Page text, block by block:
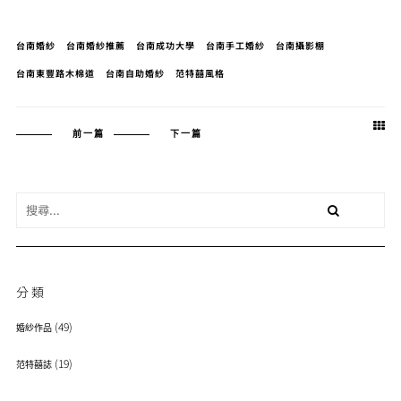
台南婚紗 台南婚紗推薦 台南成功大學 台南手工婚紗 台南攝影棚
台南東豐路木棉道 台南自助婚紗 范特囍風格
前一篇 下一篇
分類
婚紗作品(49)
范特囍誌(19)